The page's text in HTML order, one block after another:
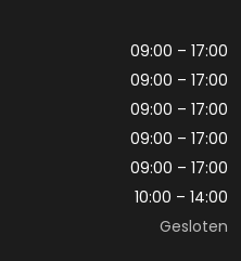
09:00 – 17:00
09:00 – 17:00
09:00 – 17:00
09:00 – 17:00
09:00 – 17:00
10:00 – 14:00
Gesloten